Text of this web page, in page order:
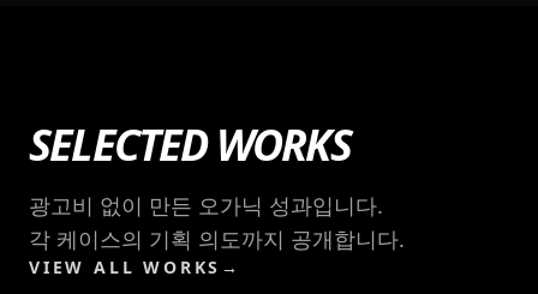
SELECTED WORKS
광고비 없이 만든 오가닉 성과입니다.
각 케이스의 기획 의도까지 공개합니다.
VIEW ALL WORKS →
티머니GO
야르 쓰는 신세대 광고언어로 오가닉 20만뷰
우버